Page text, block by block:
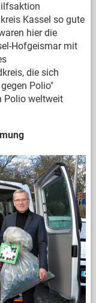
Kassel so gute
hier die
Hofgeismar mit
die sich
Polio"
Polio weltweit